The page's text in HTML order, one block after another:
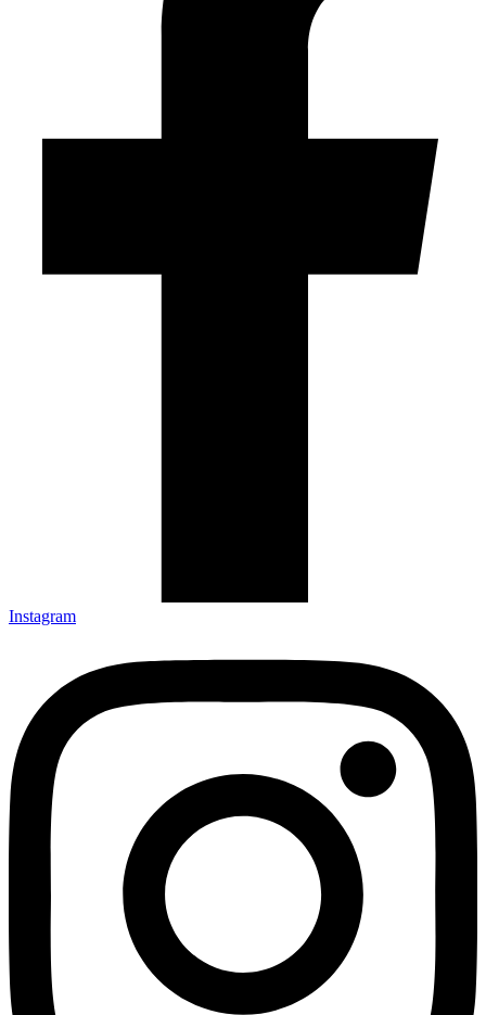
Instagram